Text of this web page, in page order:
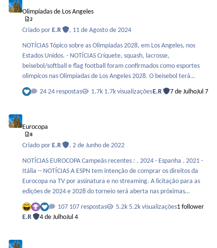
Olimpíadas de Los Angeles
2
Criado por E.R , 11 de Agosto de 2024
NOTÍCIAS Tópico sobre as Olimpíadas 2028, em Los Angeles, nos
Estados Unidos. - NOTÍCIAS Críquete, squash, lacrosse,
beisebol/softball e flag football foram confirmados como esportes
olimpícos nas Olimpíadas de Los Angeles 2028. O beisebol terá
apenas o torneio masculino, já o torneio feminino será o de softball.
Fonte : https://ge.globo.com/olimpiadas/noticia/2023/10/16/coi-
24 respostas 1.7k visualizaçõesE.R 7 de JulhoJul 7
Eurocopa
8
Criado por E.R ,2 de Junho de 2022
NOTÍCIAS EUROCOPA Campeãs recentes : . 2024 - Espanha . 2021 -
Itália -- NOTÍCIAS A ESPN tem intenção de comprar os direitos da
Eurocopa na TV por assinatura e no streaming. A licitação para as
edições de 2024 e 2028 do torneio será aberta nas próximas
semanas. A Eurocopa é a grande meta da Disney pelo poder que ela
tem de aumentar o número de assinantes no Star+. A ESPN tem
investido duro para tentar passar o SporTV, seu principal
107 respostas 5.2k visualizações1 follower
E.R
4 de JulhoJul 4